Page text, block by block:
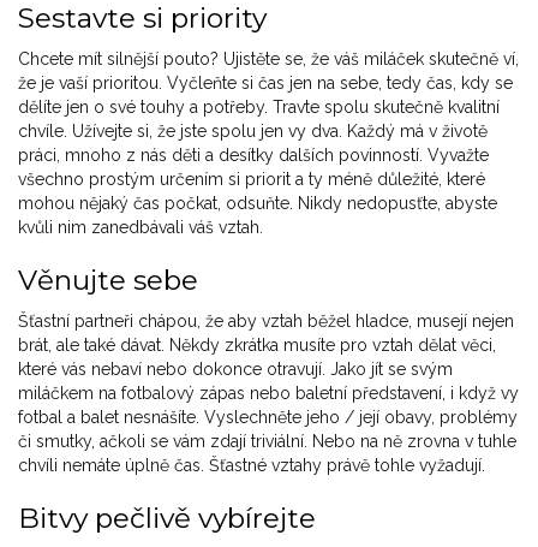
Sestavte si priority
Chcete mít silnější pouto? Ujistěte se, že váš miláček skutečně ví,
že je vaší prioritou. Vyčleňte si čas jen na sebe, tedy čas, kdy se
dělíte jen o své touhy a potřeby. Travte spolu skutečně kvalitní
chvíle. Užívejte si, že jste spolu jen vy dva. Každý má v životě
práci, mnoho z nás děti a desítky dalších povinností. Vyvažte
všechno prostým určením si priorit a ty méně důležité, které
mohou nějaký čas počkat, odsuňte. Nikdy nedopusťte, abyste
kvůli nim zanedbávali váš vztah.
Věnujte sebe
Šťastní partneři chápou, že aby vztah běžel hladce, musejí nejen
brát, ale také dávat. Někdy zkrátka musíte pro vztah dělat věci,
které vás nebaví nebo dokonce otravují. Jako jít se svým
miláčkem na fotbalový zápas nebo baletní představení, i když vy
fotbal a balet nesnášíte. Vyslechněte jeho / její obavy, problémy
či smutky, ačkoli se vám zdají triviální. Nebo na ně zrovna v tuhle
chvíli nemáte úplně čas. Šťastné vztahy právě tohle vyžadují.
Bitvy pečlivě vybírejte